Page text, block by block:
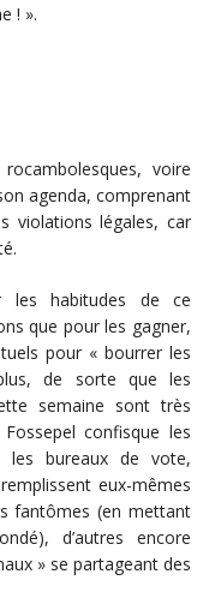
! ».
voire
agenda, comprenant
violations légales, car
les habitudes de ce
que pour les gagner,
pour « bourrer les
de sorte que les
semaine sont très
confisque les
les bureaux de vote,
eux-mêmes
fantômes (en mettant
d’autres encore
» se partageant des